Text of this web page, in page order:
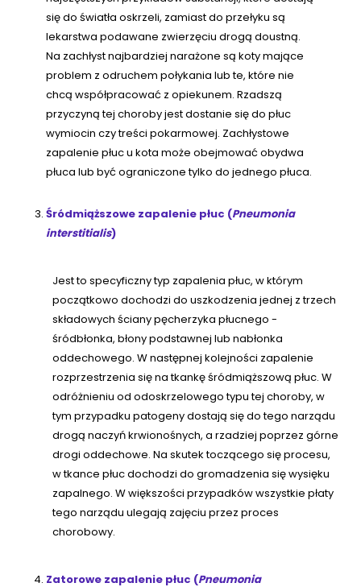
się do światła oskrzeli, zamiast do przełyku są
lekarstwa podawane zwierzęciu drogą doustną.
Na zachłyst najbardziej narażone są koty mające
problem z odruchem połykania lub te, które nie
chcą współpracować z opiekunem. Rzadszą
przyczyną tej choroby jest dostanie się do płuc
wymiocin czy treści pokarmowej. Zachłystowe
zapalenie płuc u kota może obejmować obydwa
płuca lub być ograniczone tylko do jednego płuca.
Śródmiąższowe zapalenie płuc (Pneumonia
interstitialis)
Jest to specyficzny typ zapalenia płuc, w którym
początkowo dochodzi do uszkodzenia jednej z trzech
składowych ściany pęcherzyka płucnego -
śródbłonka, błony podstawnej lub nabłonka
oddechowego. W następnej kolejności zapalenie
rozprzestrzenia się na tkankę śródmiąższową płuc. W
odróżnieniu od odoskrzelowego typu tej choroby, w
tym przypadku patogeny dostają się do tego narządu
drogą naczyń krwionośnych, a rzadziej poprzez górne
drogi oddechowe. Na skutek toczącego się procesu,
w tkance płuc dochodzi do gromadzenia się wysięku
zapalnego. W większości przypadków wszystkie płaty
tego narządu ulegają zajęciu przez proces
chorobowy.
Zatorowe zapalenie płuc (Pneumonia